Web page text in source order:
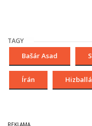
TAGY
Bašár Asad
Írán